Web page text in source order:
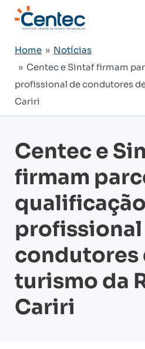
Home » Notícias
» Centec e Sintaf firmam
profissional de condutores
Cariri
Centec e
firmam
qualificação
profissional
condutores
turismo da
Cariri